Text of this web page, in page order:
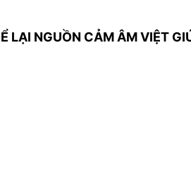
LẠI NGUỒN CẢM ÂM VIỆT